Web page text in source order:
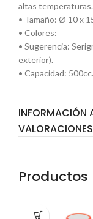
altas
• Tamaño: Ø 10 x
• Colores:
• Sugerencia:
exterior).
• Capacidad: 500cc.
INFORMACIÓN